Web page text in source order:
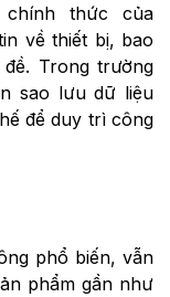
thức của
về thiết bị, bao
Trong trường
sao lưu dữ liệu
để duy trì công
phổ biến, vẫn
phẩm gần như